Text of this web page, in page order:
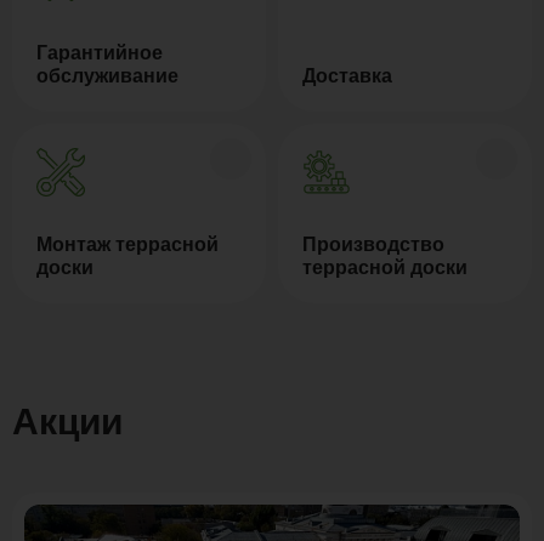
Гарантийное
обслуживание
Доставка
Монтаж террасной
доски
Производство
террасной доски
Акции